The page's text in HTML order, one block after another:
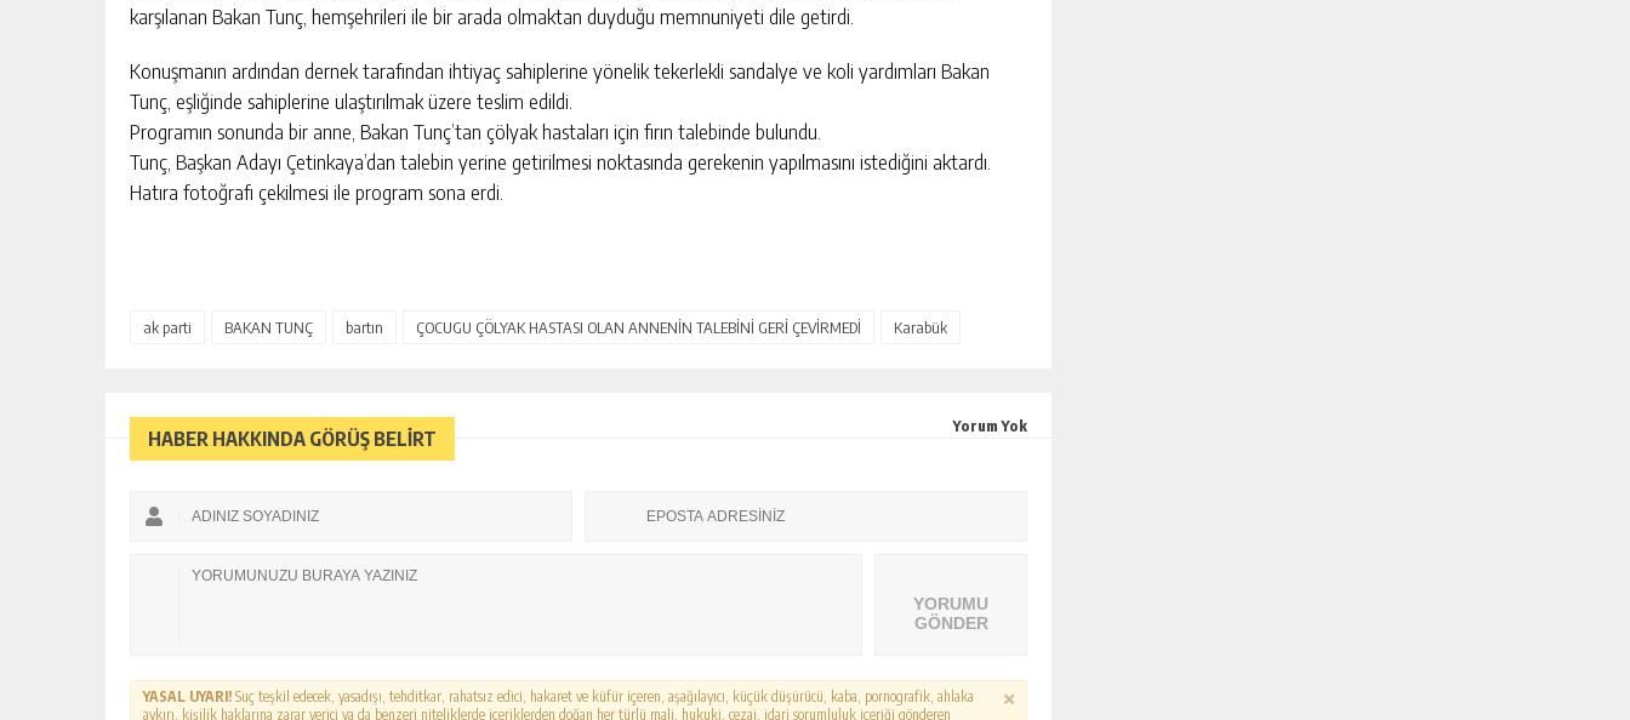
karşılanan Bakan Tunç, hemşehrileri ile bir arada olmaktan duyduğu memnuniyeti dile getirdi.
Konuşmanın ardından dernek tarafından ihtiyaç sahiplerine yönelik tekerlekli sandalye ve koli yardımları Bakan
Tunç, eşliğinde sahiplerine ulaştırılmak üzere teslim edildi.
Programın sonunda bir anne, Bakan Tunç’tan çölyak hastaları için fırın talebinde bulundu.
Tunç, Başkan Adayı Çetinkaya’dan talebin yerine getirilmesi noktasında gerekenin yapılmasını istediğini aktardı.
Hatıra fotoğrafı çekilmesi ile program sona erdi.
ak parti BAKAN TUNÇ bartın ÇOCUGU ÇÖLYAK HASTASI OLAN ANNENİN TALEBİNİ GERİ ÇEVİRMEDİ Karabük
HABER HAKKINDA GÖRÜŞ BELİRT
Yorum Yok
YORUMU
GÖNDER
YASAL UYARI! Suç teşkil edecek, yasadışı, tehditkar, rahatsız edici, hakaret ve küfür içeren, aşağılayıcı, küçük düşürücü, kaba, pornografik, ahlaka
aykırı, kişilik haklarına zarar verici ya da benzeri niteliklerde içeriklerden doğan her türlü mali, hukuki, cezai, idari sorumluluk içeriği gönderen